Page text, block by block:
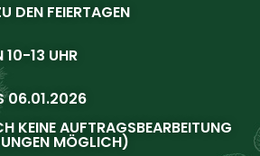
DEN FEIERTAGEN
13 UHR
06.01.2026
KEINE AUFTRAGSBEARBEITUNG
MÖGLICH)